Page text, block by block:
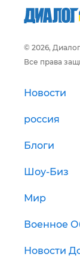
© 2026,
Все права
Новости
россия
Блоги
Шоу-Биз
Мир
Военное
Новости